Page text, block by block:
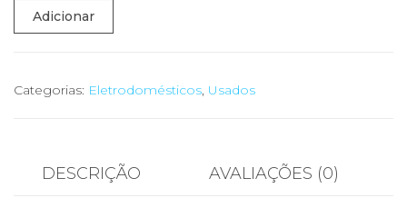
Quantidade
de
Leitor
DVPMH225
Adicionar
Categorias: Eletrodomésticos, Usados
DESCRIÇÃO AVALIAÇÕES (0)